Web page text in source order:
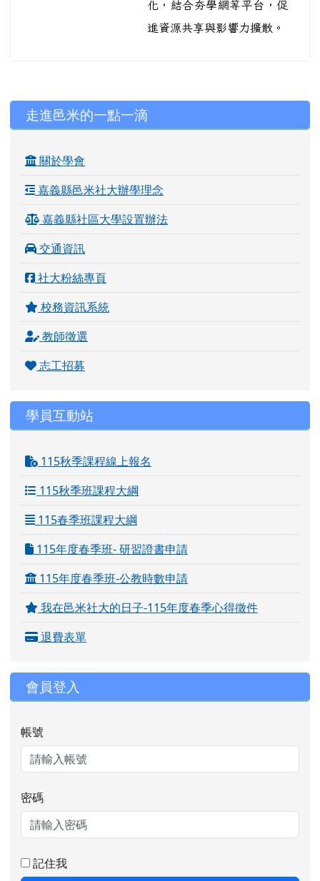
化，結合夯學網等平台，促
進資源共享與影響力擴散。
左邊區域內容
走進邑米的一點一滴
關於學會
嘉義縣邑米社大辦學理念
嘉義縣社區大學設置辦法
交通資訊
社大粉絲專頁
校務資訊系統
教師徵選
志工招募
學員互動站
115秋季課程線上報名
115秋季班課程大綱
115春季班課程大綱
115年度春季班- 研習證書申請
115年度春季班-公教時數申請
我在邑米社大的日子-115年度春季心得徵件
退費表單
會員登入
帳號
密碼
記住我